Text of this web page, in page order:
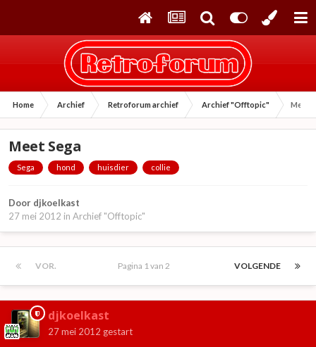
Home Archief Retroforum archief Archief "Offtopic" Meet
Meet Sega
Sega hond huisdier collie
Door djkoelkast
27 mei 2012 in Archief "Offtopic"
VOR. VOLGENDE
Pagina 1 van 2
djkoelkast
27 mei 2012 gestart